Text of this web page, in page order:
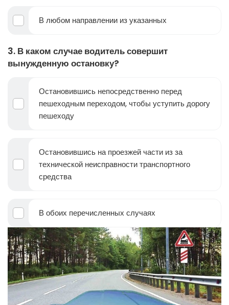
В любом направлении из указанных
3. В каком случае водитель совершит
вынужденную остановку?
Остановившись непосредственно перед
пешеходным переходом, чтобы уступить дорогу
пешеходу
Остановившись на проезжей части из за
технической неисправности транспортного
средства
В обоих перечисленных случаях